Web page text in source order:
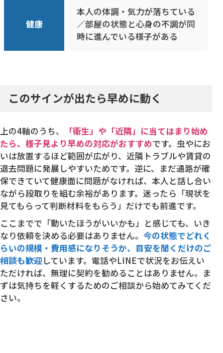
健康
本人の体調・気力が落ちている
／部屋の状態と心身の不調が同
時に進んでいる様子がある
このサインが出たら早めに動く
上の4軸のうち、
「衛生」や「近隣」に当てはまり始め
たら、様子見より早めの対応がおすすめです。虫やにお
いは放置するほど範囲が広がり、近隣トラブルや賃貸の
退去問題に発展しやすいためです。逆に、まだ通路が確
保できていて健康面に問題がなければ、本人と話し合い
ながら段取りを組む余裕があります。迷ったら「現状を
見てもらって判断材料をもらう」だけでも前進です。
ここまでで「動いたほうがいいかも」と感じても、いき
なり依頼を決める必要はありません。 今の状態でどれく
らいの規模・費用感になりそうか、目安を聞くだけのご
相談も歓迎 しています。電話やLINEで状況をお伝えい
ただければ、無理に契約を勧めることはありません。ま
ずは気持ちを軽くするためのご相談から始めてみてくだ
さい。